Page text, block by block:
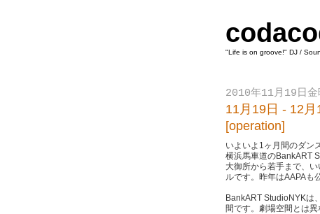
"Life is on groove!" DJ /
2010年11月19日金
11月19日 - 12
[operation]
いよいよ1ヶ月間のダン
横浜馬車道のBankART
大御所から若手まで、
ルです。昨年はAAPAも
BankART StudioNYKは
間です。劇場空間とは異